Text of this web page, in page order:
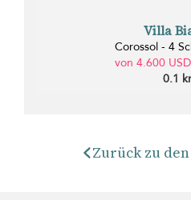
Villa
Corossol - 4
von 4.600
0.1
Zurück zu